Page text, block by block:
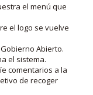
el menú que
el logo se vuelve
Abierto.
el sistema.
comentarios a la
de recoger